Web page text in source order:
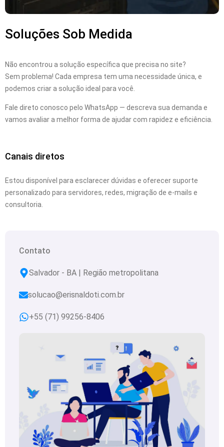
Soluções Sob Medida
Não encontrou a solução específica que precisa no site?
Sem problema! Cada empresa tem uma necessidade única, e
podemos criar a solução ideal para você.
Fale direto conosco pelo WhatsApp — descreva sua demanda e
vamos avaliar a melhor forma de ajudar com rapidez e eficiência.
Canais diretos
Estou disponível para esclarecer dúvidas e oferecer suporte
personalizado para servidores, redes, migração de e-mails e
consultoria.
Contato
Salvador - BA | Região metropolitana
solucao@erisnaldoti.com.br
+55 (71) 99256-8406